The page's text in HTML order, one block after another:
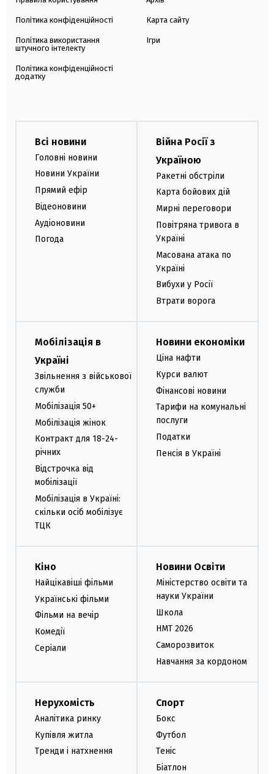
Політика конфіденційності
Політика використання
штучного інтелекту
Політика конфіденційності
додатку
Карта сайту
Ігри
Всі новини
Головні новини
Новини України
Прямий ефір
Відеоновини
Аудіоновини
Погода
Війна Росії з
Україною
Ракетні обстріли
Карта бойових дій
Мирні переговори
Повітряна тривога в
Україні
Масована атака по
Україні
Вибухи у Росії
Втрати ворога
Мобілізація в
Україні
Звільнення з військової
служби
Мобілізація 50+
Мобілізація жінок
Контракт для 18-24-
річних
Відстрочка від
мобілізації
Мобілізація в Україні:
скільки осіб мобілізує
ТЦК
Новини економіки
Ціна нафти
Курси валют
Фінансові новини
Тарифи на комунальні
послуги
Податки
Пенсія в Україні
Кіно
Найцікавіші фільми
Українські фільми
Фільми на вечір
Комедії
Серіали
Новини Освіти
Міністерство освіти та
науки України
Школа
НМТ 2026
Саморозвиток
Навчання за кордоном
Нерухомість
Аналітика ринку
Купівля житла
Тренди і натхнення
Спорт
Бокс
Футбол
Теніс
Біатлон